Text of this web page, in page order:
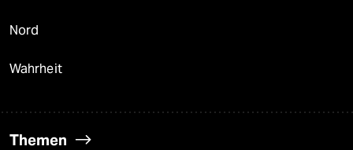
Nord
Wahrheit
Themen